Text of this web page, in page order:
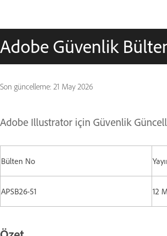
Adobe Güvenlik
Son güncelleme: 21 May 2026
Adobe Illustrator için Güvenlik
Bülten No
APSB26-51 12